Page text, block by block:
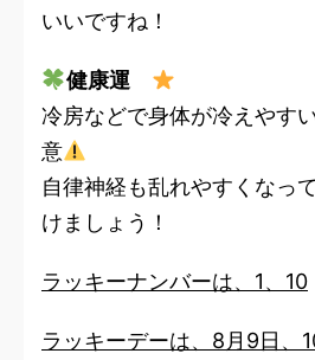
いいですね！
健康運
冷房などで身体が冷えやす
意
自律神経も乱れやすくなっ
けましょう！
ラッキーナンバーは、1、10
ラッキーデーは、8月9日、